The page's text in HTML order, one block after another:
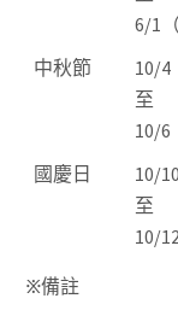
6/1
中秋節
10/4
至
10/6
國慶日
10/
至
10/
፠備註